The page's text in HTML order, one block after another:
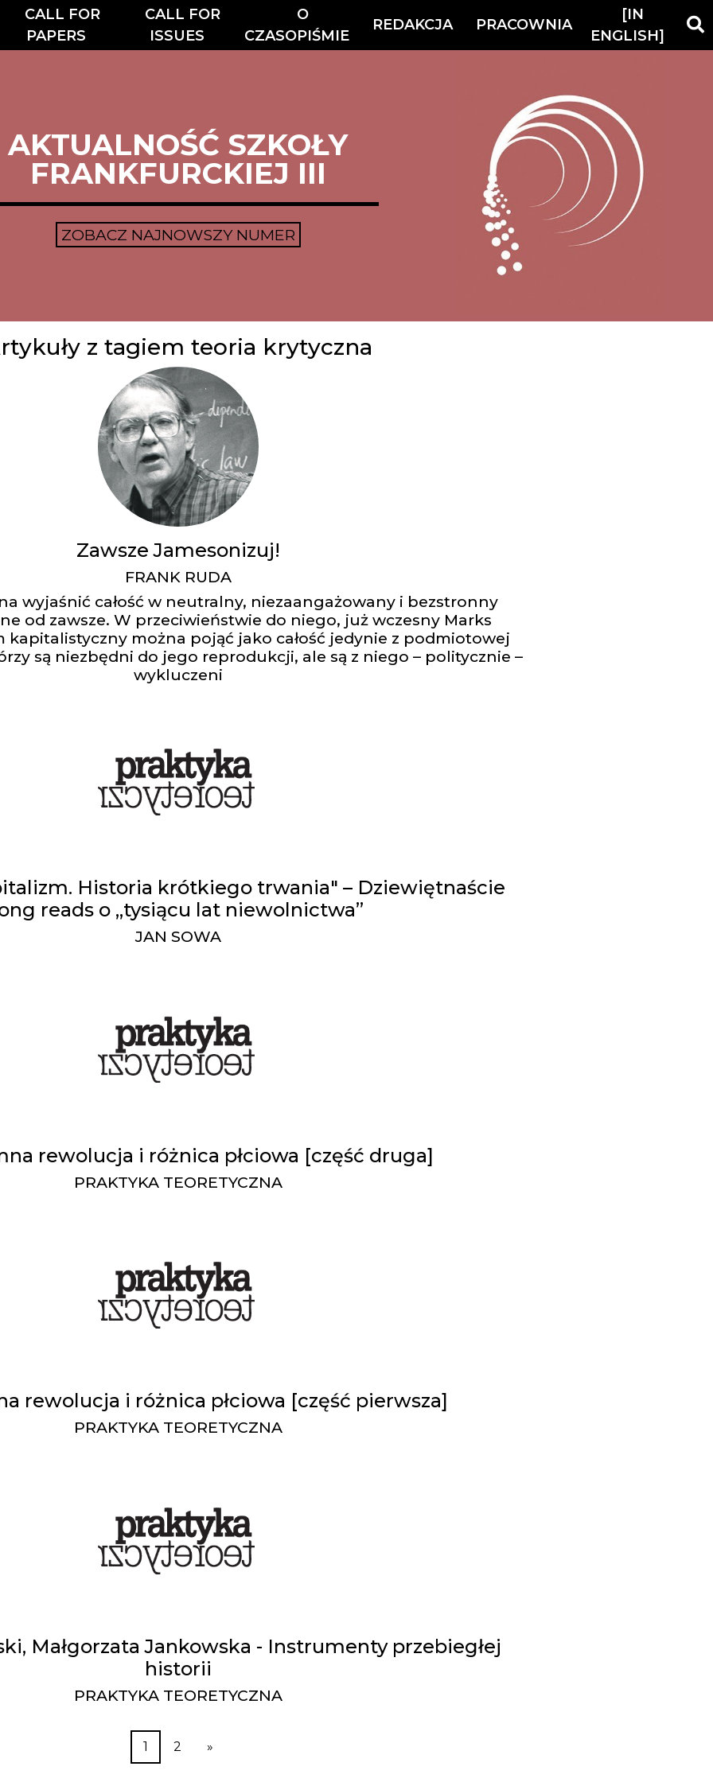
CALL FOR
PAPERS
CALL FOR
ISSUES
O
CZASOPIŚMIE
REDAKCJA PRACOWNIA
[IN
ENGLISH]
AKTUALNOŚĆ SZKOŁY
FRANKFURCKIEJ III
ZOBACZ NAJNOWSZY NUMER
z tagiem teoria krytyczna
Zawsze Jamesonizuj!
FRANK RUDA
wyjaśnić całość w neutralny, niezaangażowany i bezstronny
od zawsze. W przeciwieństwie do niego, już wczesny Marks
kapitalistyczny można pojąć jako całość jedynie z podmiotowej
są niezbędni do jego reprodukcji, ale są z niego – politycznie –
wykluczeni
Historia krótkiego trwania" – Dziewiętnaście
reads o „tysiącu lat niewolnictwa”
JAN SOWA
rewolucja i różnica płciowa [część druga]
PRAKTYKA TEORETYCZNA
rewolucja i różnica płciowa [część pierwsza]
PRAKTYKA TEORETYCZNA
Małgorzata Jankowska - Instrumenty przebiegłej
historii
PRAKTYKA TEORETYCZNA
1 2 »